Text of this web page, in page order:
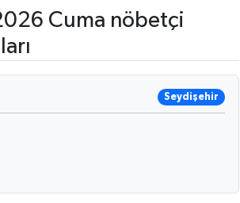
Cuma nöbetçi
Seydişehir